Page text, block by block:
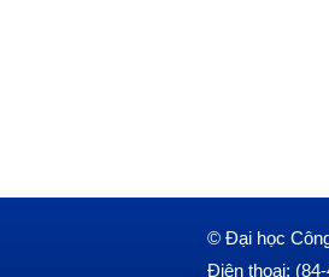
© Đại học
Điện thoại: